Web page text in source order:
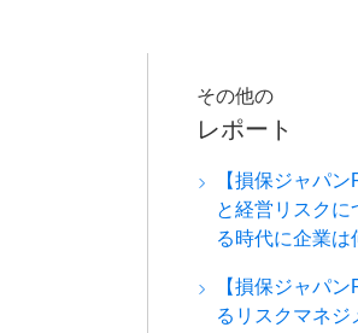
その他の
レポート
【損保ジャパ
と経営リスク
る時代に企業は
【損保ジャパ
るリスクマネ